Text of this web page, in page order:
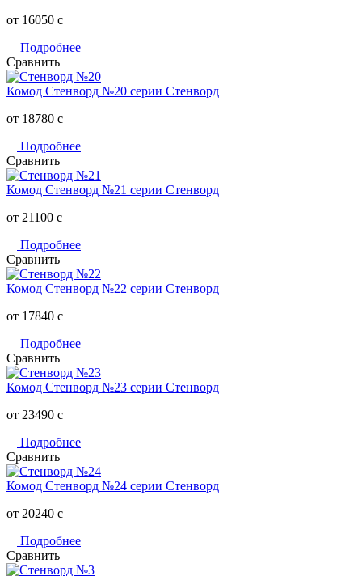
от 16050 c
Подробнее
Сравнить
Комод Стенворд №20 серии Стенворд
от 18780 c
Подробнее
Сравнить
Комод Стенворд №21 серии Стенворд
от 21100 c
Подробнее
Сравнить
Комод Стенворд №22 серии Стенворд
от 17840 c
Подробнее
Сравнить
Комод Стенворд №23 серии Стенворд
от 23490 c
Подробнее
Сравнить
Комод Стенворд №24 серии Стенворд
от 20240 c
Подробнее
Сравнить